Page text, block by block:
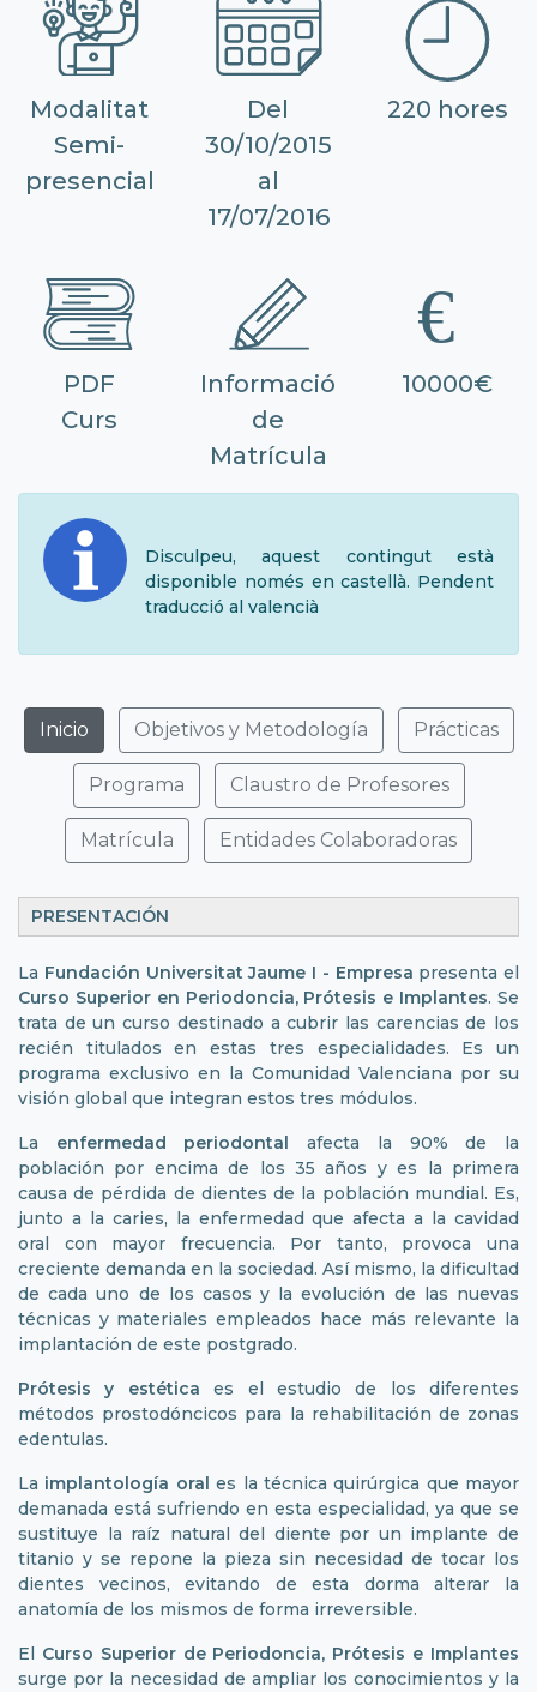
Modalitat
Semi-
presencial
Del
30/10/2015
al
17/07/2016
220 hores
PDF
Curs
Informació
de
Matrícula
10000€
Disculpeu, aquest contingut està
disponible només en castellà. Pendent
traducció al valencià
Inicio Objetivos y Metodología Prácticas
Programa Claustro de Profesores
Matrícula Entidades Colaboradoras
PRESENTACIÓN
La Fundación Universitat Jaume I - Empresa presenta el
Curso Superior en Periodoncia, Prótesis e Implantes. Se
trata de un curso destinado a cubrir las carencias de los
recién titulados en estas tres especialidades. Es un
programa exclusivo en la Comunidad Valenciana por su
visión global que integran estos tres módulos.
La enfermedad periodontal
afecta la 90% de la
población por encima de los 35 años y es la primera
causa de pérdida de dientes de la población mundial. Es,
junto a la caries, la enfermedad que afecta a la cavidad
oral con mayor frecuencia. Por tanto, provoca una
creciente demanda en la sociedad. Así mismo, la dificultad
de cada uno de los casos y la evolución de las nuevas
técnicas y materiales empleados hace más relevante la
implantación de este postgrado.
Prótesis y estética es el estudio de los diferentes
métodos prostodóncicos para la rehabilitación de zonas
edentulas.
La implantología oral es la técnica quirúrgica que mayor
demanada está sufriendo en esta especialidad, ya que se
sustituye la raíz natural del diente por un implante de
titanio y se repone la pieza sin necesidad de tocar los
dientes vecinos, evitando de esta dorma alterar la
anatomía de los mismos de forma irreversible.
El Curso Superior de Periodoncia, Prótesis e Implantes
surge por la necesidad de ampliar los conocimientos y la